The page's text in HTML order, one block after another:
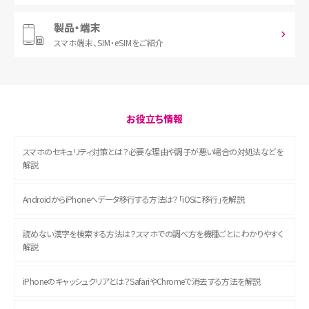
製品・端末
スマホ端末、SIM・eSIMをご紹介
お役立ち情報
スマホのセキュリティ対策とは？必要な理由や調子が悪い場合の対処法などを
解説
AndroidからiPhoneへデータ移行する方法は？「iOSに移行」を解説
読めない漢字を検索する方法は？スマホでの調べ方を機種ごとにわかりやすく
解説
iPhoneのキャッシュクリアとは？SafariやChromeで消去する方法を解説